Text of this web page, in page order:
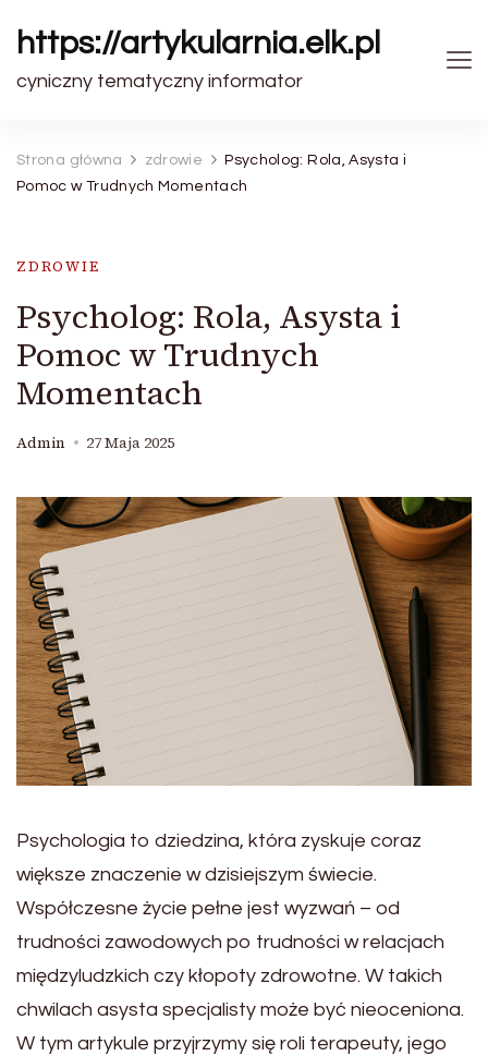
https://artykularnia.elk.pl
cyniczny tematyczny informator
Strona główna zdrowie
Psycholog: Rola, Asysta i
Pomoc w Trudnych Momentach
ZDROWIE
Psycholog: Rola, Asysta i
Pomoc w Trudnych
Momentach
Admin 27 Maja 2025
Psychologia to dziedzina, która zyskuje coraz
większe znaczenie w dzisiejszym świecie.
Współczesne życie pełne jest wyzwań – od
trudności zawodowych po trudności w relacjach
międzyludzkich czy kłopoty zdrowotne. W takich
chwilach asysta specjalisty może być nieoceniona.
W tym artykule przyjrzymy się roli terapeuty, jego